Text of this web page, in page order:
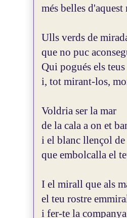
més belles d'aquest
Ulls verds de
que no puc
Qui pogués els
i, tot mirant-los,
Voldria ser la mar
de la cala a on et
i el blanc llençol de
que embolcalla el
I el mirall que als
el teu rostre
i fer-te la companya